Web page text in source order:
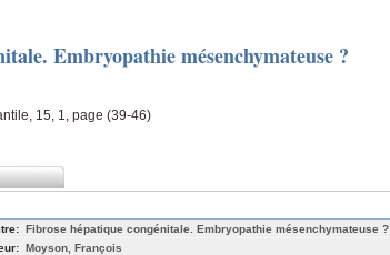
Embryopathie mésenchymateuse ?
15, 1, page (39-46)
Fibrose hépatique congénitale. Embryopathie mésenchymateuse ?
Moyson, François